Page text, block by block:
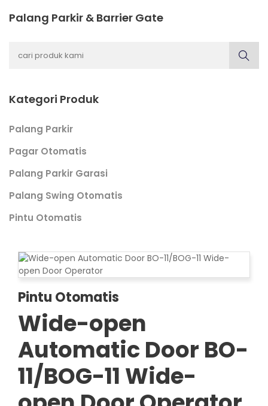
Palang Parkir & Barrier Gate
Kategori Produk
Palang Parkir
Pagar Otomatis
Palang Parkir Garasi
Palang Swing Otomatis
Pintu Otomatis
Pintu Otomatis
Wide-open
Automatic Door BO-
11/BOG-11 Wide-